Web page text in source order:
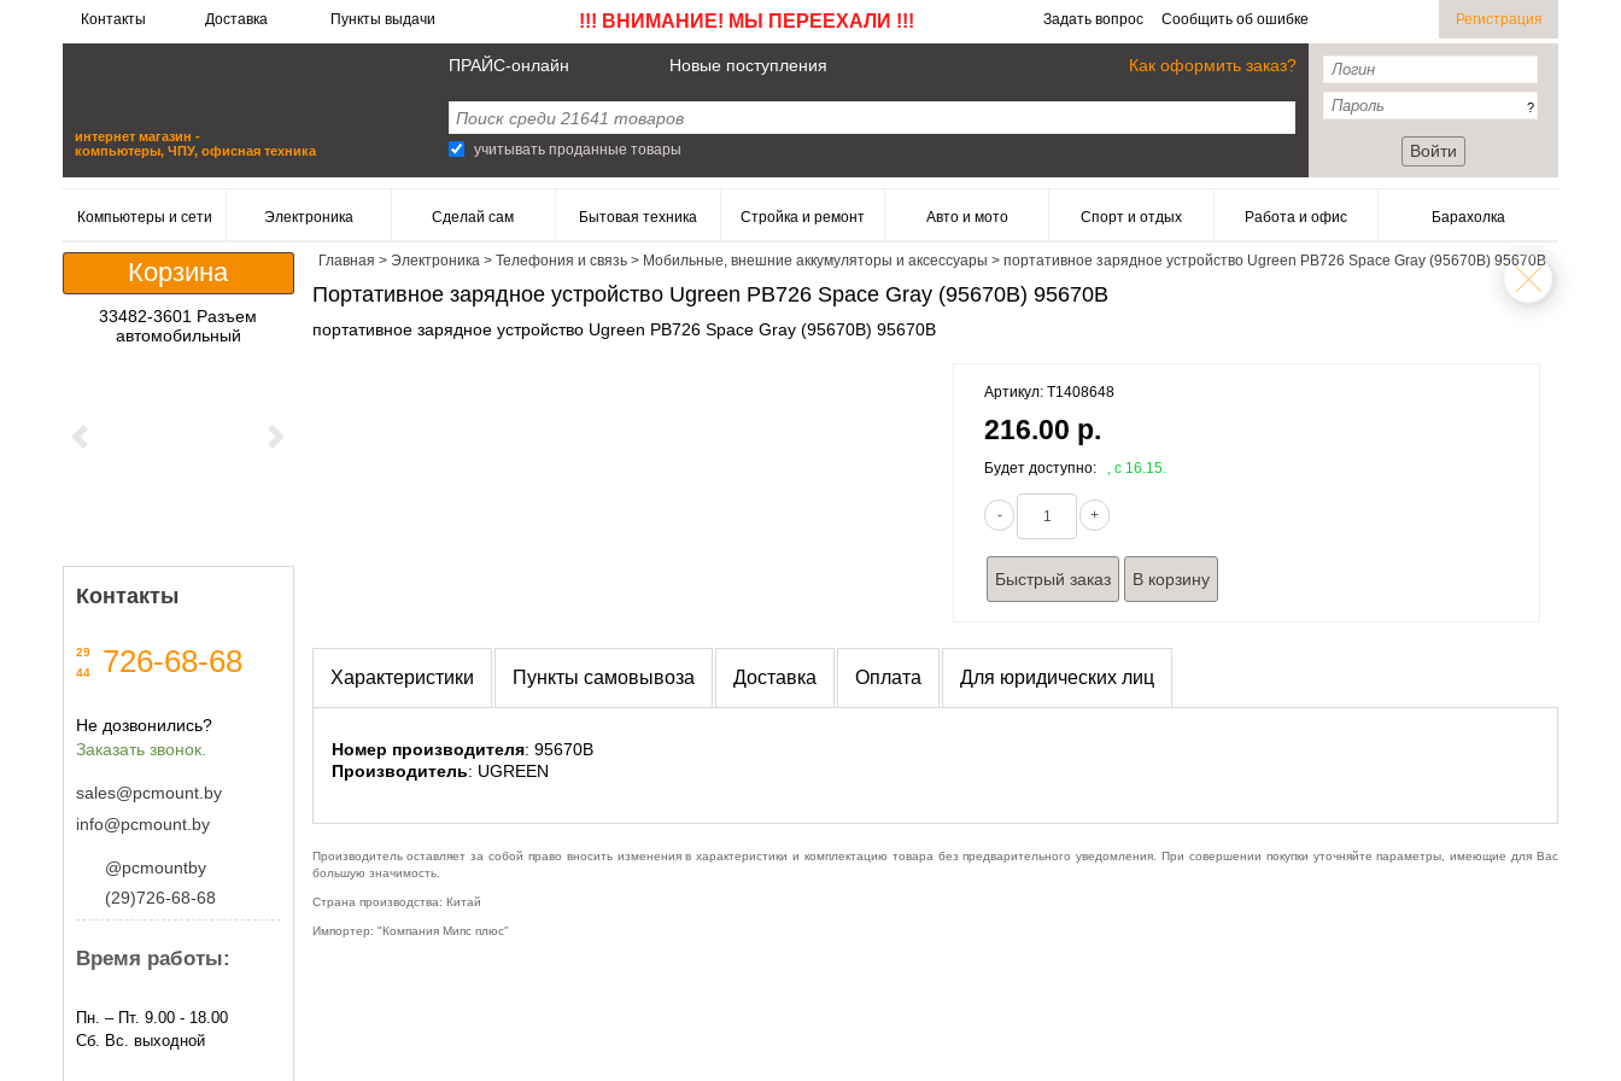
Контакты Доставка Пункты выдачи !!! ВНИМАНИЕ! МЫ ПЕРЕЕХАЛИ !!! Задать вопрос Сообщить об ошибке Регистрация
интернет магазин -
компьютеры, ЧПУ, офисная техника
ПРАЙС-онлайн Новые поступления Как оформить заказ?
учитывать проданные товары
?
Войти
Компьютеры и сети Электроника Сделай сам Бытовая техника Стройка и ремонт Авто и мото Спорт и отдых Работа и офис Барахолка
Корзина
33482-3601 Разъем
автомобильный
Previous Next
Контакты
29
44
726-68-68
Не дозвонились?
Заказать звонок.
sales@pcmount.by
info@pcmount.by
@pcmountby
(29)726-68-68
Время работы:
Пн. – Пт. 9.00 - 18.00
Сб. Вс. выходной
Главная > Электроника> Телефония и связь> Мобильные, внешние аккумуляторы и аксессуары > портативное зарядное устройство Ugreen PB726 Space Gray (95670B) 95670B
Портативное зарядное устройство Ugreen PB726 Space Gray (95670B) 95670B
портативное зарядное устройство Ugreen PB726 Space Gray (95670B) 95670B
Артикул: T1408648
216.00 р.
Будет доступно: , c 16.15.
- +
Быстрый заказ
Характеристики Пункты самовывоза Доставка Оплата Для юридических лиц
Номер производителя: 95670B
Производитель: UGREEN
Производитель оставляет за собой право вносить изменения в характеристики и комплектацию товара без предварительного уведомления. При совершении покупки уточняйте параметры, имеющие для Вас
большую значимость.
Страна производства: Китай
Импортер: "Компания Мипс плюс"